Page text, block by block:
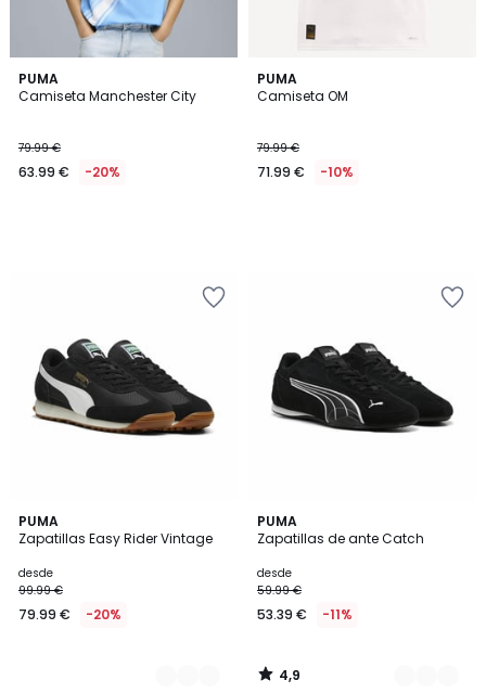
PUMA
Camiseta Manchester City
79.99 €
63.99 € -20%
PUMA
Camiseta OM
79.99 €
71.99 € -10%
PUMA
Zapatillas Easy Rider Vintage
desde
99.99 €
79.99 € -20%
2
Colores
PUMA
Zapatillas de ante Catch
desde
59.99 €
53.39 € -11%
4,9
/ 5
2
Colores
4,9
/